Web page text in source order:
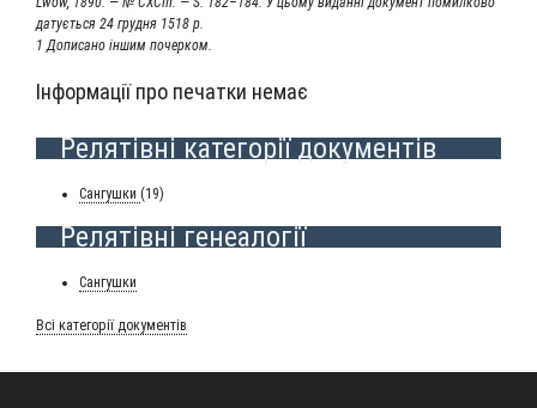
датуєть­ся 24 груд­ня 1518 р.
1 Допи­са­но іншим почерком.
Інформації про печатки немає
Релятівні категорії документів
Сан­гуш­ки (19)
Релятівні генеалогії
Сан­гуш­ки
Всі кате­горії документів